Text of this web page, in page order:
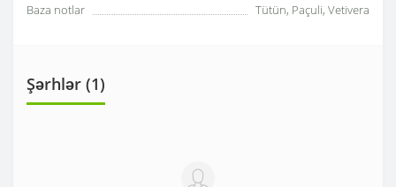
Baza notlar
Tütün, Paçuli, Vetivera
Şərhlər (1)